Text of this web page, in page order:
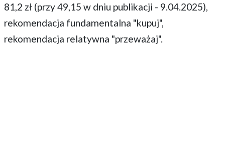
81,2 zł (przy 49,15 w dniu publikacji - 9.04.2025),
rekomendacja fundamentalna "kupuj",
rekomendacja relatywna "przeważaj".